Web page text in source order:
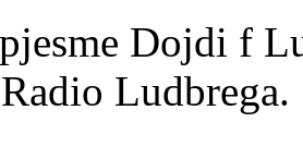
Dojdi f
Ludbrega.